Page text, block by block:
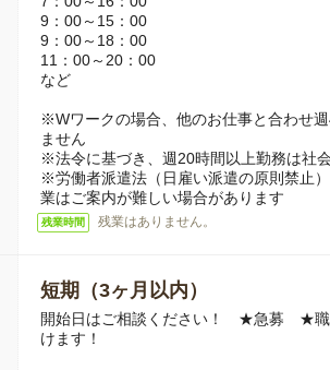
9：00～15：00
9：00～18：00
11：00～20：00
など
※Wワークの場合、他のお仕事と合わせ
ません
※法令に基づき、週20時間以上勤務は社
※労働者派遣法（日雇い派遣の原則禁止
業はご案内が難しい場合があります
残業時間 残業はありません。
短期（3ヶ月以内）
開始日はご相談ください！ ★急募 ★職
けます！